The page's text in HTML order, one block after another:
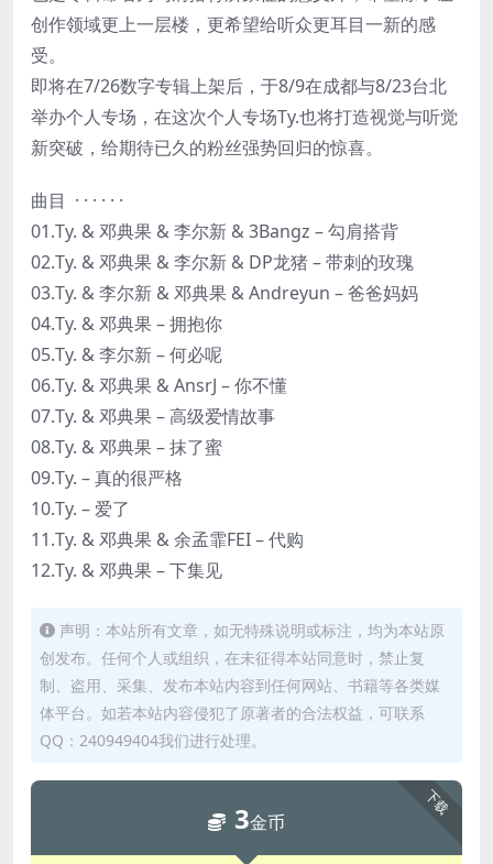
创作领域更上一层楼，更希望给听众更耳目一新的感
受。
即将在7/26数字专辑上架后，于8/9在成都与8/23台北
举办个人专场，在这次个人专场Ty.也将打造视觉与听觉
新突破，给期待已久的粉丝强势回归的惊喜。
曲目 · · · · · ·
01.Ty. & 邓典果 & 李尔新 & 3Bangz – 勾肩搭背
02.Ty. & 邓典果 & 李尔新 & DP龙猪 – 带刺的玫瑰
03.Ty. & 李尔新 & 邓典果 & Andreyun – 爸爸妈妈
04.Ty. & 邓典果 – 拥抱你
05.Ty. & 李尔新 – 何必呢
06.Ty. & 邓典果 & AnsrJ – 你不懂
07.Ty. & 邓典果 – 高级爱情故事
08.Ty. & 邓典果 – 抹了蜜
09.Ty. – 真的很严格
10.Ty. – 爱了
11.Ty. & 邓典果 & 余孟霏FEI – 代购
12.Ty. & 邓典果 – 下集见
声明：本站所有文章，如无特殊说明或标注，均为本站原
创发布。任何个人或组织，在未征得本站同意时，禁止复
制、盗用、采集、发布本站内容到任何网站、书籍等各类媒
体平台。如若本站内容侵犯了原著者的合法权益，可联系
QQ：240949404我们进行处理。
下载
3金币